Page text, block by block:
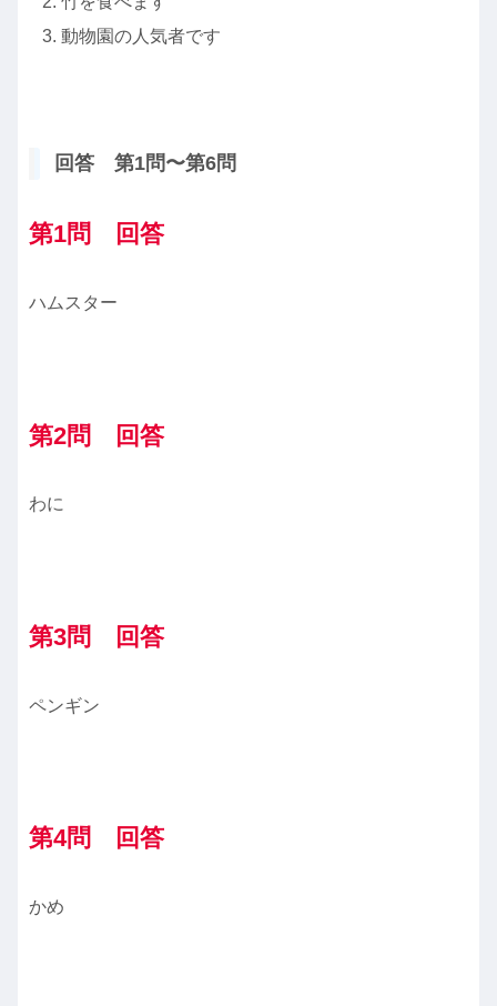
動物園の人気者です
回答 第1問〜第6問
第1問 回答
ハムスター
第2問 回答
わに
第3問 回答
ペンギン
第4問 回答
かめ